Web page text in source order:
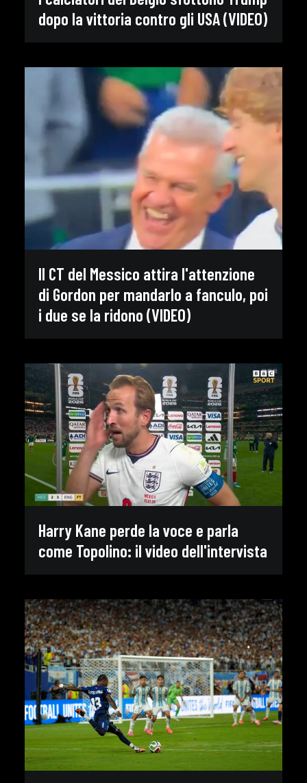
dopo la vittoria contro gli USA (VIDEO)
Il CT del Messico attira l'attenzione
di Gordon per mandarlo a fanculo, poi
i due se la ridono (VIDEO)
Harry Kane perde la voce e parla
come Topolino: il video dell'intervista